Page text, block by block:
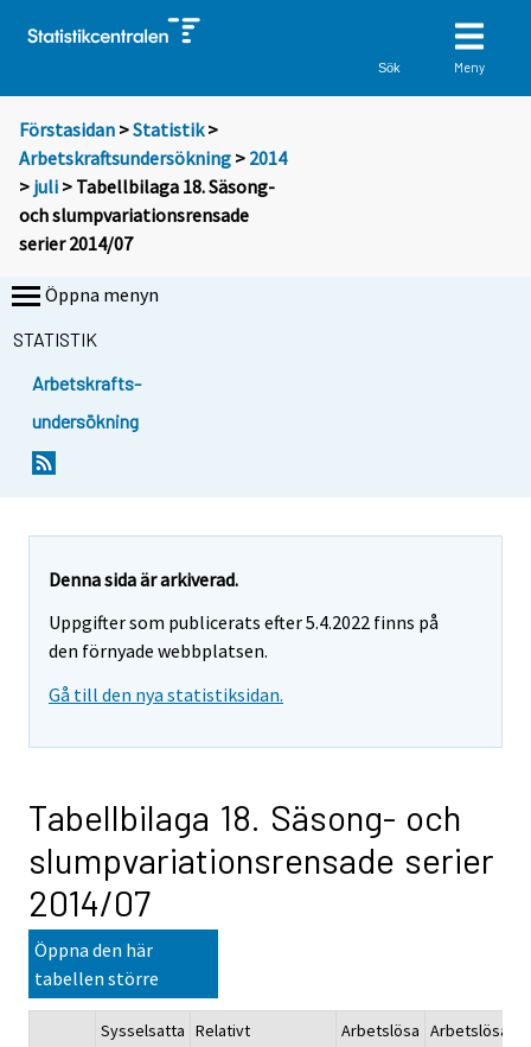
Sök Meny
Förstasidan >Statistik >
Arbetskraftsundersökning > 2014
> juli > Tabellbilaga 18. Säsong-
och slumpvariationsrensade
serier 2014/07
Öppna menyn
STATISTIK
Arbetskrafts-
undersökning
Denna sida är arkiverad.
Uppgifter som publicerats efter 5.4.2022 finns på
den förnyade webbplatsen.
Gå till den nya statistiksidan.
Tabellbilaga 18. Säsong- och
slumpvariationsrensade serier
2014/07
Öppna den här
tabellen större
Sysselsatta Relativt
Arbetslösa Arbetslösa